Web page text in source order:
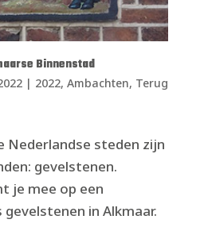
Binnenstad
| 2022, Ambachten, Terug
Nederlandse steden zijn
gevelstenen.
je mee op een
in Alkmaar.